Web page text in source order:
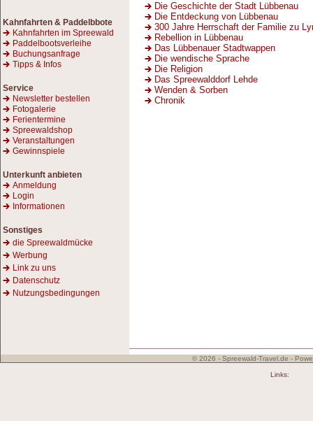
Kahnfahrten & Paddelbbote
Kahnfahrten im Spreewald
Paddelbootsverleihe
Buchungsanfrage
Tipps & Infos
Service
Newsletter bestellen
Fotogalerie
Ferientermine
Spreewaldshop
Veranstaltungen
Gewinnspiele
Unterkunft anbieten
Anmeldung
Login
Informationen
Sonstiges
die Spreewaldmücke
Werbung
Link zu uns
Datenschutz
Nutzungsbedingungen
Die Geschichte der Stadt Lübbenau
Die Entdeckung von Lübbenau
300 Jahre Herrschaft der Familie zu
Rebellion in Lübbenau
Das Lübbenauer Stadtwappen
Die wendische Sprache
Die Religion
Das Spreewalddorf Lehde
Wenden & Sorben
Chronik
© 2026 - Spreewald-Travel.de -
Links: